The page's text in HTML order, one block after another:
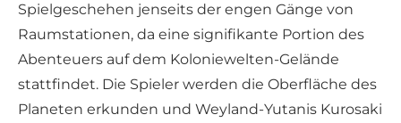
Spielgeschehen jenseits der engen Gänge von
Raumstationen, da eine signifikante Portion des
Abenteuers auf dem Koloniewelten-Gelände
stattfindet. Die Spieler werden die Oberfläche des
Planeten erkunden und Weyland-Yutanis Kurosaki